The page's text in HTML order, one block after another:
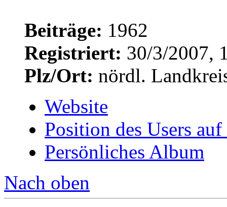
Beiträge: 1962
Registriert: 30/3/2007,
Plz/Ort: nördl.
Website
Position des Users
Persönliches Album
Nach oben